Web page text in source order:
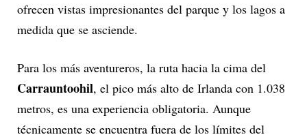
ofrecen vistas impresionantes del parque y los lagos a
medida que se asciende.
Para los más aventureros, la ruta hacia la cima del
Carrauntoohil, el pico más alto de Irlanda con 1.038
metros, es una experiencia obligatoria. Aunque
técnicamente se encuentra fuera de los límites del